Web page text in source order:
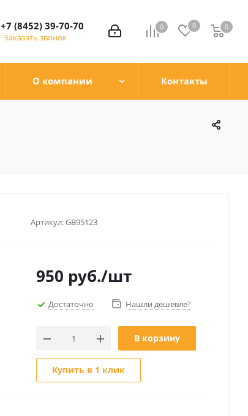
0 0 0
0
+7 (8452) 39-70-70
Заказать звонок
О компании Контакты
Артикул:GB95123
950 руб./шт
Достаточно Нашли дешевле?
В корзину
Купить в 1 клик